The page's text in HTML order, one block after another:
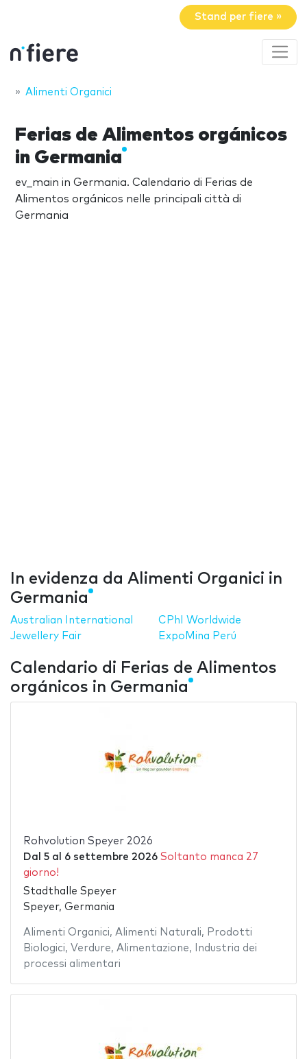
Stand per fiere »
Alimenti Organici
Ferias de Alimentos orgánicos
in Germania
ev_main in Germania. Calendario di Ferias de
Alimentos orgánicos nelle principali città di
Germania
In evidenza da Alimenti Organici in
Germania
Australian International
Jewellery Fair
CPhI Worldwide
ExpoMina Perú
Calendario di Ferias de Alimentos
orgánicos in Germania
Rohvolution Speyer 2026
Dal 5al 6 settembre 2026 Soltanto manca 27
giorno!
Stadthalle Speyer
Speyer, Germania
Alimenti Organici, Alimenti Naturali, Prodotti
Biologici, Verdure, Alimentazione,
Industria dei
processi alimentari